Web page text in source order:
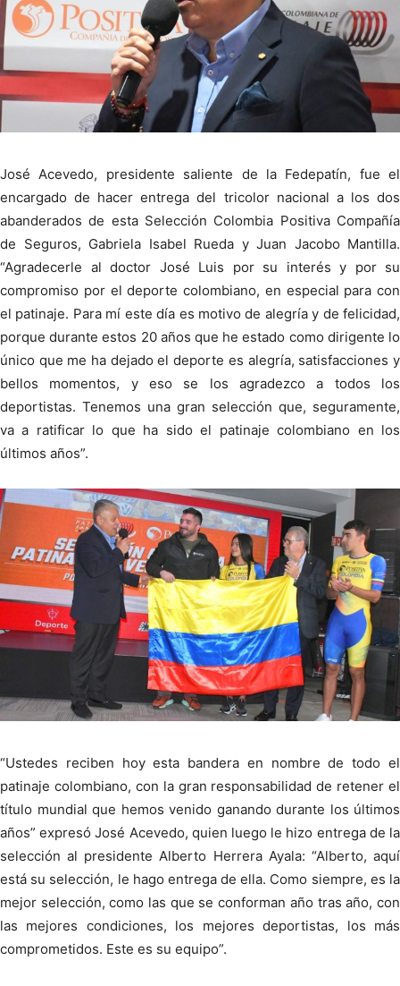
José Acevedo, presidente saliente de la Fedepatín, fue el
encargado de hacer entrega del tricolor nacional a los dos
abanderados de esta Selección Colombia Positiva Compañía
de Seguros, Gabriela Isabel Rueda y Juan Jacobo Mantilla.
“Agradecerle al doctor José Luis por su interés y por su
compromiso por el deporte colombiano, en especial para con
el patinaje. Para mí este día es motivo de alegría y de felicidad,
porque durante estos 20 años que he estado como dirigente lo
único que me ha dejado el deporte es alegría, satisfacciones y
bellos momentos, y eso se los agradezco a todos los
deportistas. Tenemos una gran selección que, seguramente,
va a ratificar lo que ha sido el patinaje colombiano en los
últimos años”.
“Ustedes reciben hoy esta bandera en nombre de todo el
patinaje colombiano, con la gran responsabilidad de retener el
título mundial que hemos venido ganando durante los últimos
años” expresó José Acevedo, quien luego le hizo entrega de la
selección al presidente Alberto Herrera Ayala: “Alberto, aquí
está su selección, le hago entrega de ella. Como siempre, es la
mejor selección, como las que se conforman año tras año, con
las mejores condiciones, los mejores deportistas, los más
comprometidos. Este es su equipo”.